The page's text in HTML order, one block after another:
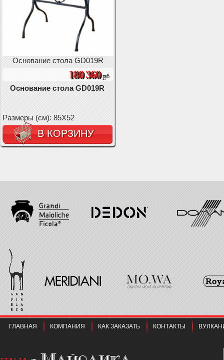
Основание стола GD019R
180 360руб
Основание стола GD019R
Размеры (см): 85X52
В КОРЗИНУ
ГЛАВНАЯ КОМПАНИЯ КАК ЗАКАЗАТЬ КОНТАКТЫ